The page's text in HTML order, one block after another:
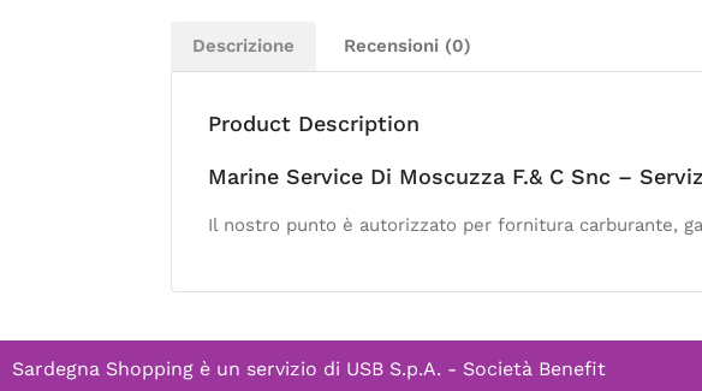
Descrizione Recensioni (0)
Product Description
Marine Service Di Moscuzza F.& C Snc –
Il nostro punto è autorizzato per fornitura carburante,
Sardegna Shopping è un servizio di USB S.p.A. - Società Benefit